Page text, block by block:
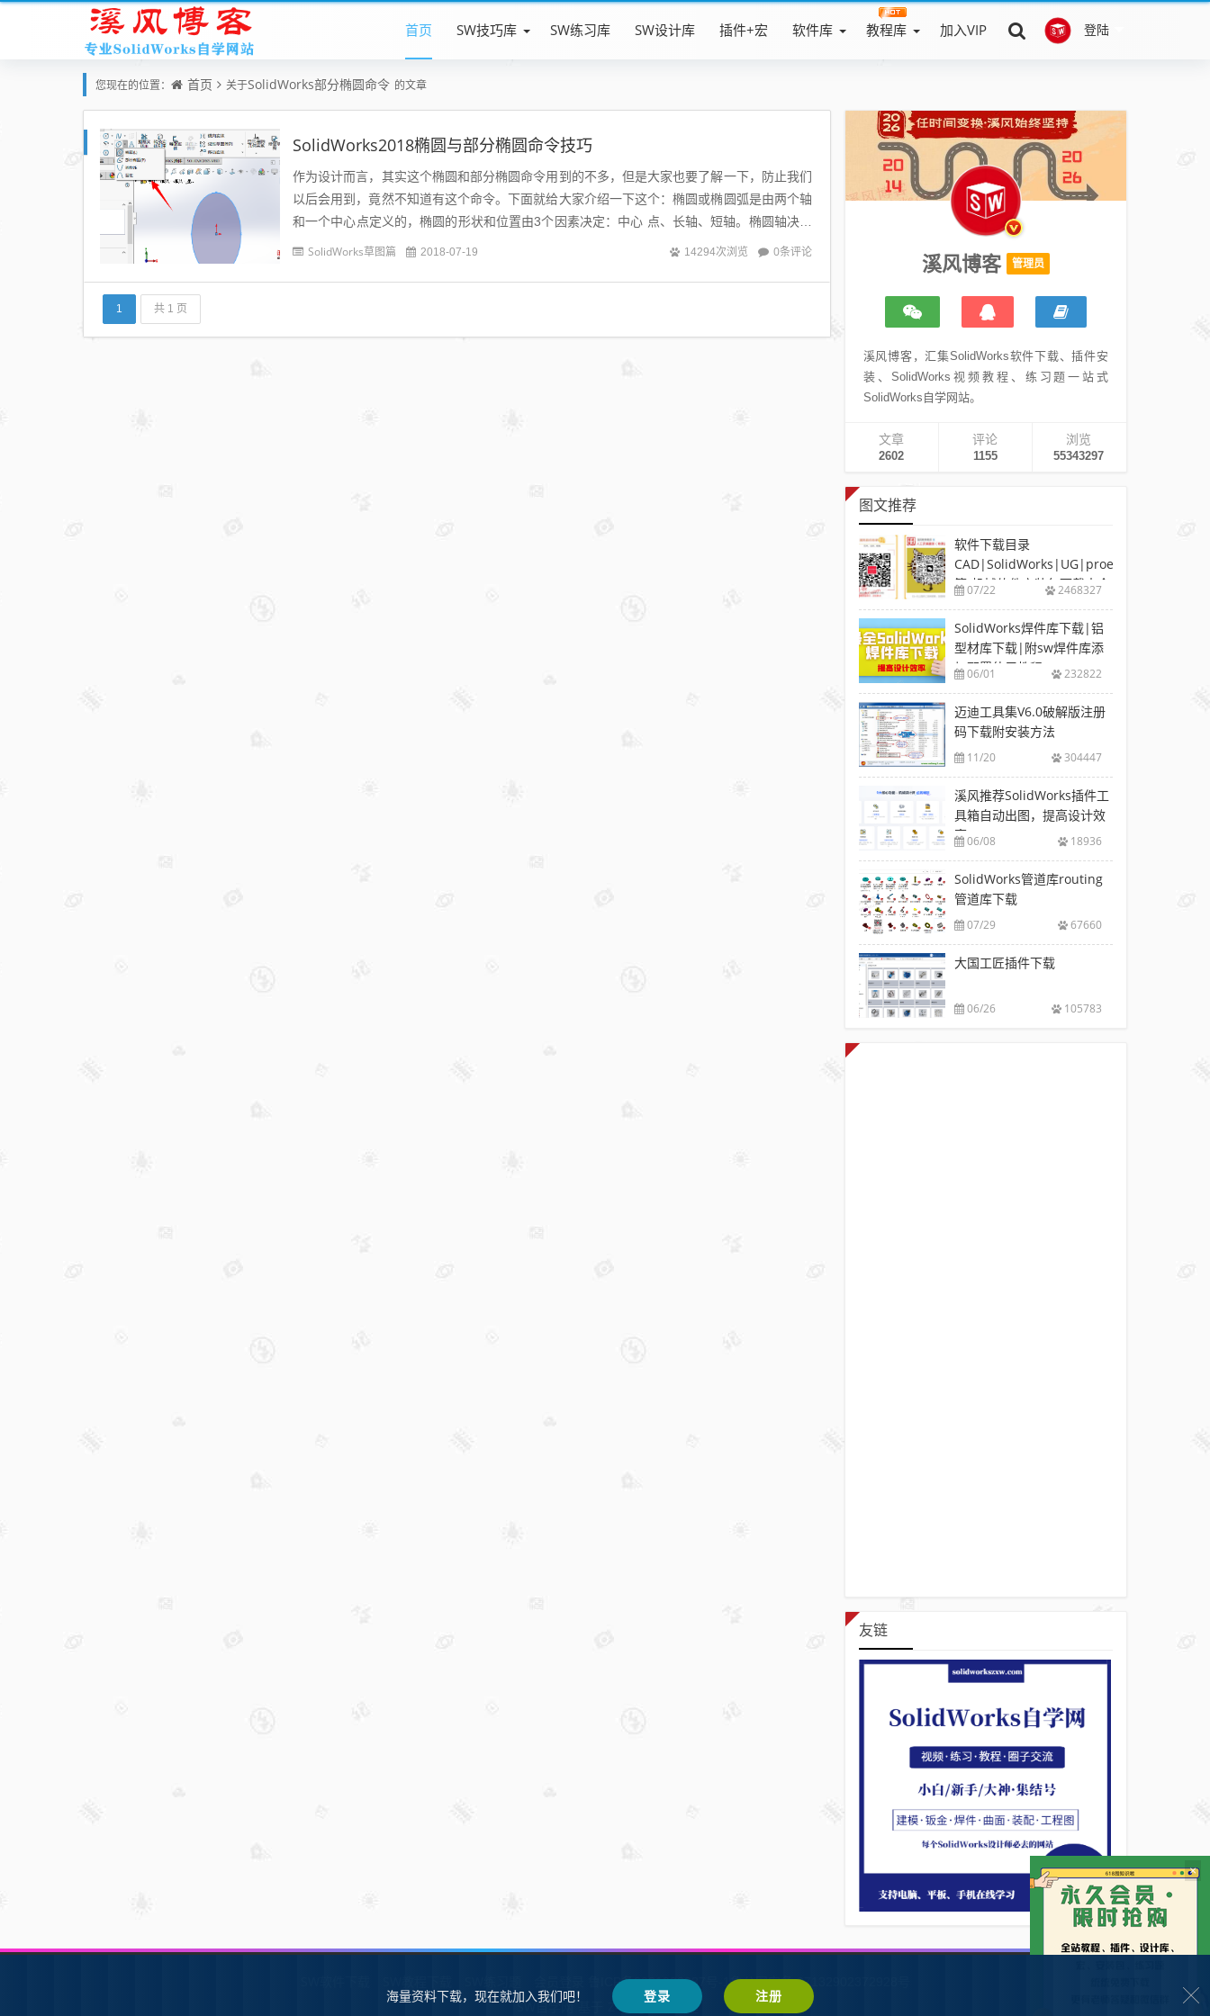
登陆
首页 SW技巧库 SW练习库 SW设计库 插件+宏 软件库 教程库 加入VIP
您现在的位置： 首页 关于SolidWorks部分椭圆命令 的文章
SolidWorks2018椭圆与部分椭圆命令技巧
作为设计而言，其实这个椭圆和部分椭圆命令用到的不多，但是大家也要了解一下，防止我们
以后会用到，竟然不知道有这个命令。下面就给大家介绍一下这个：椭圆或椭圆弧是由两个轴
和一个中心点定义的，椭圆的形状和位置由3个因素决定：中心 点、长轴、短轴。椭圆轴决定
了椭圆的方向，中心点决定了椭圆的位置。所以画椭圆和部...
SolidWorks草图篇 2018-07-19 14294次浏览 0条评论
1 共 1 页
溪风博客 管理员
溪风博客，汇集SolidWorks软件下载、插件安
装、SolidWorks视频教程、练习题一站式
SolidWorks自学网站。
文章
2602
评论
1155
浏览
55343297
图文推荐
软件下载目录
CAD|SolidWorks|UG|proe
等-机械软件安装包下载大全
07/22 2468327
SolidWorks焊件库下载|铝
型材库下载|附sw焊件库添
加配置使用教程
06/01 232822
迈迪工具集V6.0破解版注册
码下载附安装方法
11/20 304447
溪风推荐SolidWorks插件工
具箱自动出图，提高设计效
率06/08 18936
SolidWorks管道库routing
管道库下载
07/29 67660
大国工匠插件下载
06/26 105783
友链
鲁ICP备2021002287号-1鲁公网安备 37132902372928号
SW自学网 Z-BlogPHP 搭建
×
海量资料下载，现在就加入我们吧！ 登录 注册